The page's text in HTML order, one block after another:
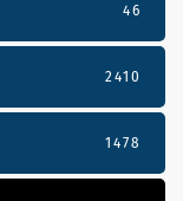
46
2410
1478